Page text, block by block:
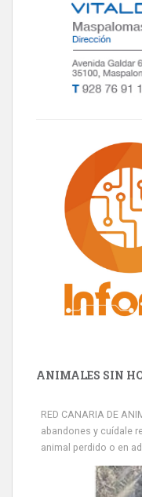
ANIMALES SIN
RED CANARIA DE
abandones y cuídale
animal perdido o en